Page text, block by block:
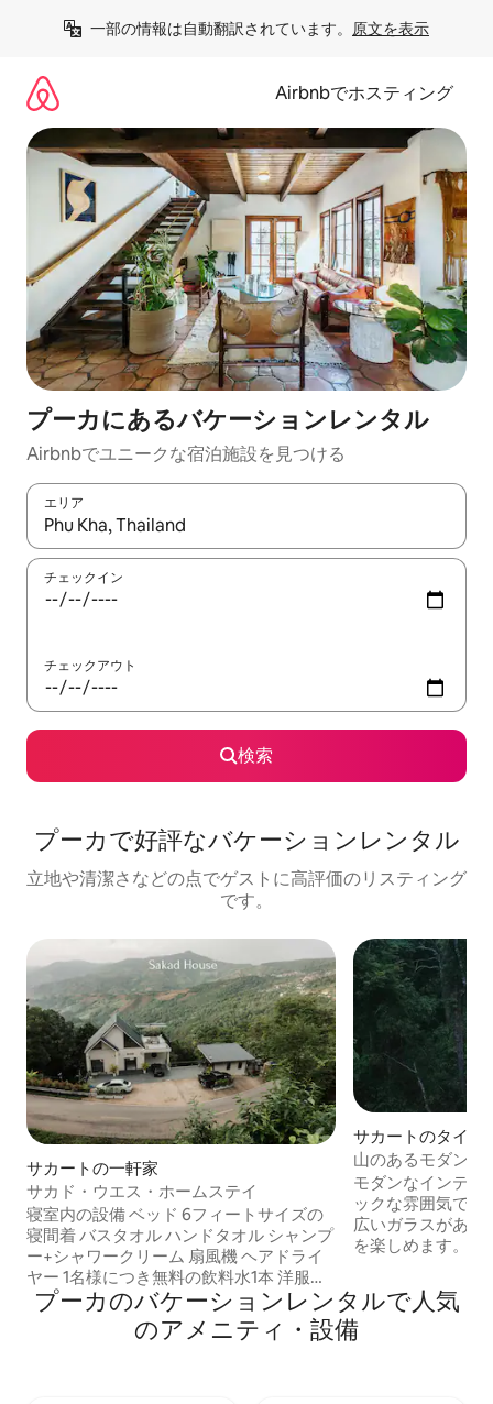
一部の情報は自動翻訳されています。 原文を表示
Airbnbでホスティング
プーカにあるバケーションレンタル
Airbnbでユニークな宿泊施設を見つける
エリア
検索結果が表示されたら、上下の矢印キーを使って移動するか
チェックイン
チェックアウト
検索
プーカで好評なバケーションレンタル
立地や清潔さなどの点でゲストに高評価のリスティング
です。
サカートの一軒家
サカド・ウエス・ホームステイ
寝室内の設備 ベッド 6フィートサイズの
寝間着 バスタオル ハンドタオル シャンプ
ー+シャワークリーム 扇風機 ヘアドライ
ヤー 1名様につき無料の飲料水1本 洋服入
れ ゴミ箱 ご宿泊の際にご利用いただける
もの 1.無料の食事2食、夕食-朝食、夕食
（豚肉の鉄板焼きまたはしゃぶしゃ
サカートのタイニ
山のあるモダンな
ッド、ナン
モダンなインテリ
ックな雰囲気です。 前面と屋根の両
広いガラスがあります。 パノ
を楽しめます。 静かでリラックスでき、
り、荷物を持っ
す。 ナン空港か
わずか1時間30分
プーカのバケーションレンタルで人気
のアメニティ・設備